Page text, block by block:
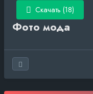
Скачать (18)
Фото мода